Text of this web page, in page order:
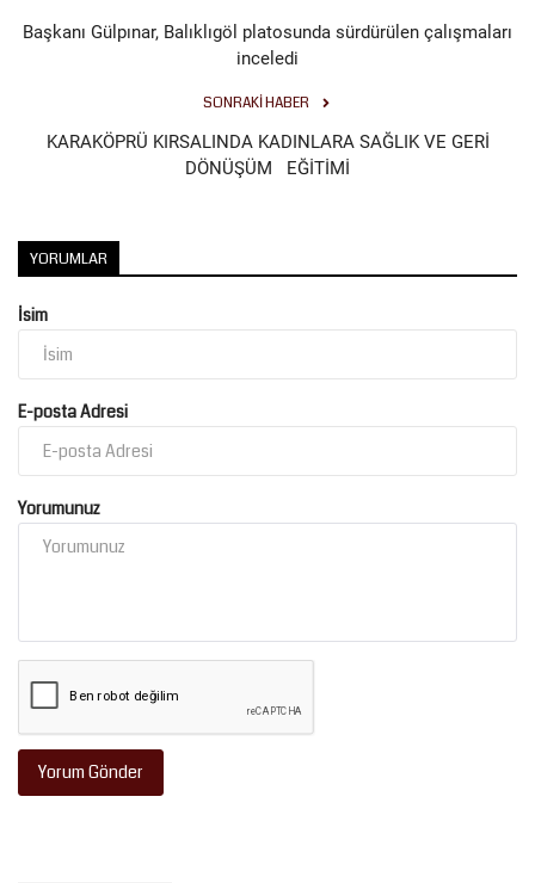
Başkanı Gülpınar, Balıklıgöl platosunda sürdürülen çalışmaları
inceledi
SONRAKI HABER
KARAKÖPRÜ KIRSALINDA KADINLARA SAĞLIK VE GERİ
DÖNÜŞÜM EĞİTİMİ
YORUMLAR
İsim
E-posta Adresi
Yorumunuz
Yorum Gönder